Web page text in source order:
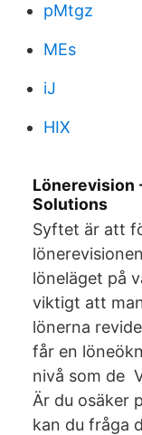
pMtgz
MEs
iJ
HIX
Lönerevision
Solutions
Syftet är att
löneläget på
viktigt att
lönerna
får en
nivå som de
Är du osäker
kan du fråga